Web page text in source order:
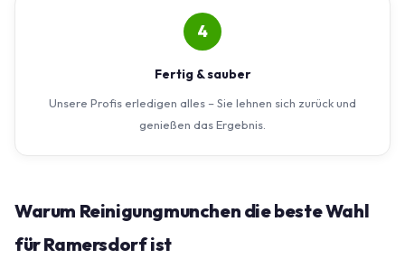
4
Fertig & sauber
Unsere Profis erledigen alles – Sie lehnen sich zurück und
genießen das Ergebnis.
Warum Reinigungmunchen die beste Wahl
für Ramersdorf ist